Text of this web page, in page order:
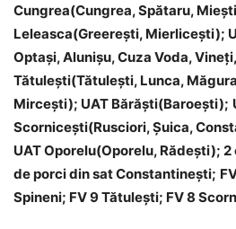
Cungrea(Cungrea, Spătaru, Mieş
Leleasca(Greereşti, Mierliceşti);
Optaşi, Alunişu, Cuza Voda, Vineţ
Tătuleşti(Tătuleşti, Lunca, Mă
Mirceşti); UAT Bărăşti(Baroeşti);
Scorniceşti(Rusciori,Şuica,
UAT Oporelu(Oporelu, Rădeşti); 2
de porcidin sat Constantineşti;
Spineni; FV 9 Tătuleşti; FV 8